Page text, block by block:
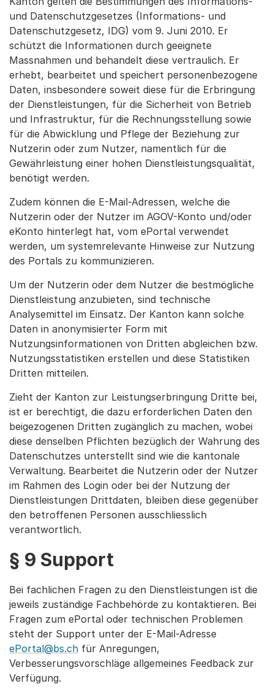
und Datenschutzgesetzes (Informations- und
Datenschutzgesetz, IDG) vom 9. Juni 2010. Er
schützt die Informationen durch geeignete
Massnahmen und behandelt diese vertraulich. Er
erhebt, bearbeitet und speichert personenbezogene
Daten, insbesondere soweit diese für die Erbringung
der Dienstleistungen, für die Sicherheit von Betrieb
und Infrastruktur, für die Rechnungsstellung sowie
für die Abwicklung und Pflege der Beziehung zur
Nutzerin oder zum Nutzer, namentlich für die
Gewährleistung einer hohen Dienstleistungsqualität,
benötigt werden.
Zudem können die E-Mail-Adressen, welche die
Nutzerin oder der Nutzer im AGOV-Konto und/oder
eKonto hinterlegt hat, vom ePortal verwendet
werden, um systemrelevante Hinweise zur Nutzung
des Portals zu kommunizieren.
Um der Nutzerin oder dem Nutzer die bestmögliche
Dienstleistung anzubieten, sind technische
Analysemittel im Einsatz. Der Kanton kann solche
Daten in anonymisierter Form mit
Nutzungsinformationen von Dritten abgleichen bzw.
Nutzungsstatistiken erstellen und diese Statistiken
Dritten mitteilen.
Zieht der Kanton zur Leistungserbringung Dritte bei,
ist er berechtigt, die dazu erforderlichen Daten den
beigezogenen Dritten zugänglich zu machen, wobei
diese denselben Pflichten bezüglich der Wahrung des
Datenschutzes unterstellt sind wie die kantonale
Verwaltung. Bearbeitet die Nutzerin oder der Nutzer
im Rahmen des Login oder bei der Nutzung der
Dienstleistungen Drittdaten, bleiben diese gegenüber
den betroffenen Personen ausschliesslich
verantwortlich.
§ 9 Support
Bei fachlichen Fragen zu den Dienstleistungen ist die
jeweils zuständige Fachbehörde zu kontaktieren. Bei
Fragen zum ePortal oder technischen Problemen
steht der Support unter der E-Mail-Adresse
ePortal@bs.ch für Anregungen,
Verbesserungsvorschläge allgemeines Feedback zur
Verfügung.